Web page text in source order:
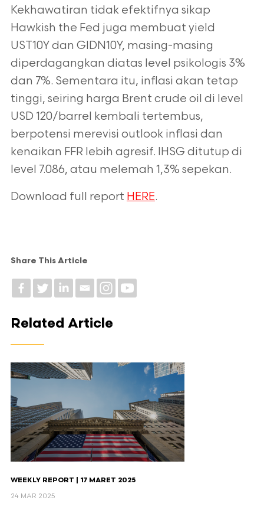
Kekhawatiran tidak efektifnya sikap
Hawkish the Fed juga membuat yield
UST10Y dan GIDN10Y, masing-masing
diperdagangkan diatas level psikologis 3%
dan 7%. Sementara itu, inflasi akan tetap
tinggi, seiring harga Brent crude oil di level
USD 120/barrel kembali tertembus,
berpotensi merevisi outlook inflasi dan
kenaikan FFR lebih agresif. IHSG ditutup di
level 7.086, atau melemah 1,3% sepekan.
Download full report HERE.
Share This Article
Related Article
WEEKLY REPORT | 17 MARET 2025
24 MAR 2025